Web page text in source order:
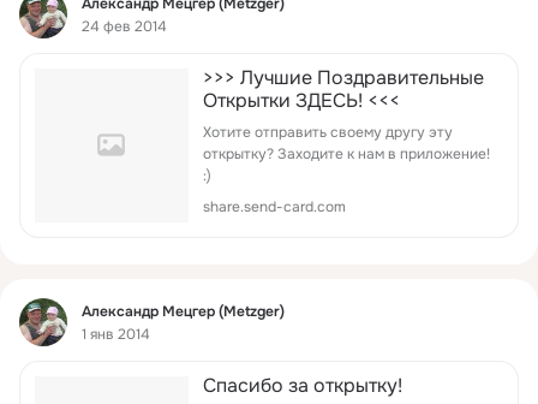
24 фев 2014
>>> Лучшие Поздравительные
Открытки ЗДЕСЬ! <<<
Хотите отправить своему другу эту
открытку? Заходите к нам в приложение!
:)
share.send-card.com
Фид
Александр Мецгер (Metzger)
1 янв 2014
Спасибо за открытку!